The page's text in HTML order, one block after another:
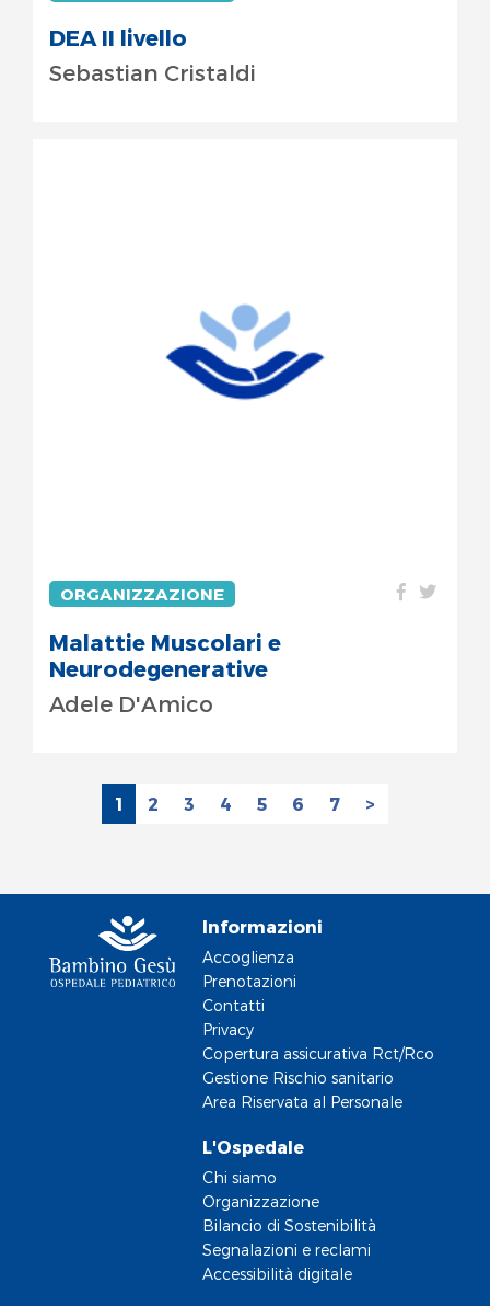
DEA II livello
Sebastian Cristaldi
ORGANIZZAZIONE
Malattie Muscolari e
Neurodegenerative
Adele D'Amico
1 2 3 4 5 6 7 >
Informazioni
Accoglienza
Prenotazioni
Contatti
Privacy
Copertura assicurativa Rct/Rco
Gestione Rischio sanitario
Area Riservata al Personale
L'Ospedale
Chi siamo
Organizzazione
Bilancio di Sostenibilità
Segnalazioni e reclami
Accessibilità digitale